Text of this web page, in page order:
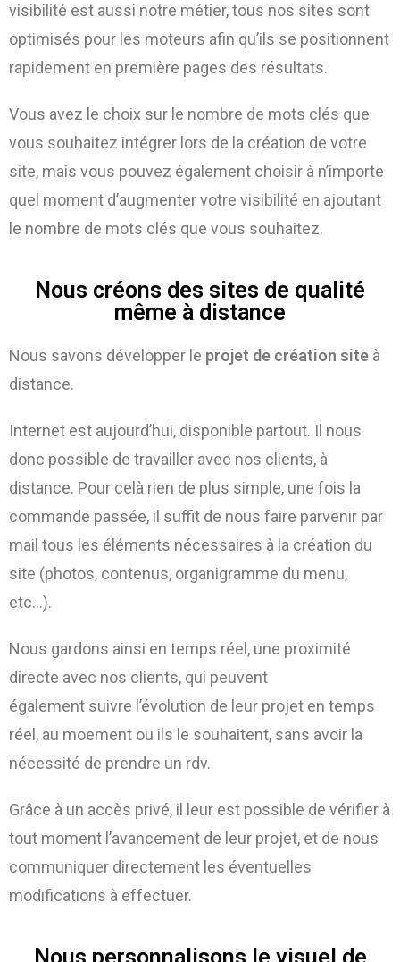
visibilité est aussi notre métier, tous nos sites sont
optimisés pour les moteurs afin qu’ils se positionnent
rapidement en première pages des résultats.
Vous avez le choix sur le nombre de mots clés que
vous souhaitez intégrer lors de la création de votre
site, mais vous pouvez également choisir à n’importe
quel moment d’augmenter votre visibilité en ajoutant
le nombre de mots clés que vous souhaitez.
Nous créons des sites de qualité
même à distance
Nous savons développer le projet de création site à
distance.
Internet est aujourd’hui, disponible partout. Il nous
donc possible de travailler avec nos clients, à
distance. Pour celà rien de plus simple, une fois la
commande passée, il suffit de nous faire parvenir par
mail tous les éléments nécessaires à la création du
site (photos, contenus, organigramme du menu,
etc…).
Nous gardons ainsi en temps réel, une proximité
directe avec nos clients, qui peuvent
également suivre l’évolution de leur projet en temps
réel, au moement ou ils le souhaitent, sans avoir la
nécessité de prendre un rdv.
Grâce à un accès privé, il leur est possible de vérifier à
tout moment l’avancement de leur projet, et de nous
communiquer directement les éventuelles
modifications à effectuer.